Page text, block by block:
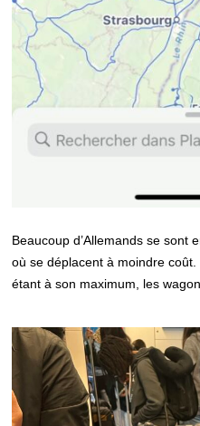
Beaucoup d’Allemands se sont
où se déplacent à moindre
étant à son maximum, les